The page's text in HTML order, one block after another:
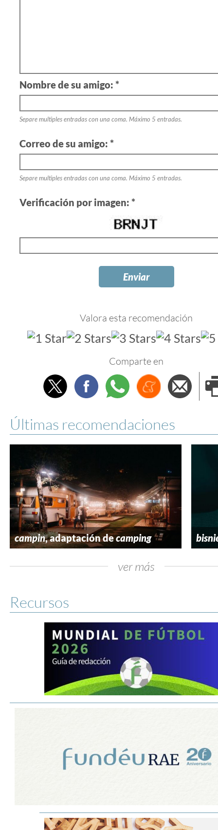
Nombre de su amigo: *
Separe multiples entradas con una coma. Máximo 5 entradas.
Correo de su amigo: *
Separe multiples entradas con una coma. Máximo 5 entradas.
Verificación por imagen: *
Valora esta recomendación
Comparte en
TwitterFacebookWhatsappMenéame
Últimas recomendaciones
campin, adaptación decamping
ver más
Recursos